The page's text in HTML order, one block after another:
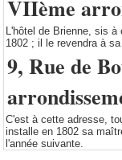
VIIème
L'hôtel de Brienne, sis
1802 ; il le revendra à
9, Rue de
C'est à cette adresse,
installe en 1802 sa
l'année suivante.